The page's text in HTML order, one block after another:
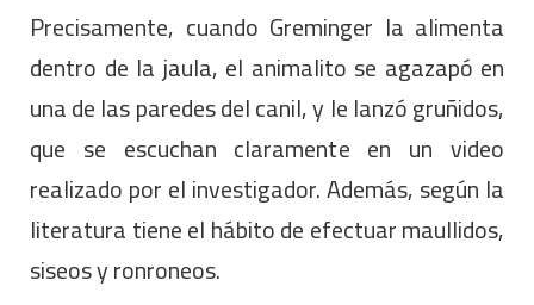
Precisamente, cuando Greminger la alimenta
dentro de la jaula, el animalito se agazapó en
una de las paredes del canil, y le lanzó gruñidos,
que se escuchan claramente en un video
realizado por el investigador. Además, según la
literatura tiene el hábito de efectuar maullidos,
siseos y ronroneos.